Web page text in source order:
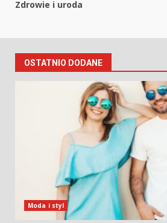
Zdrowie i uroda
OSTATNIO DODANE
Moda i styl